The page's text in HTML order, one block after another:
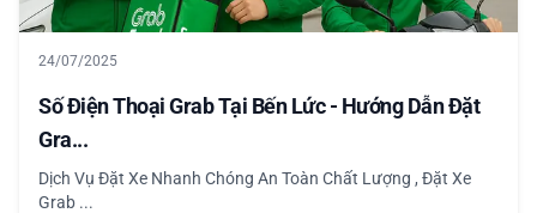
24/07/2025
Số Điện Thoại Grab Tại Bến Lức - Hướng Dẫn Đặt
Gra...
Dịch Vụ Đặt Xe Nhanh Chóng An Toàn Chất Lượng , Đặt Xe
Grab ...